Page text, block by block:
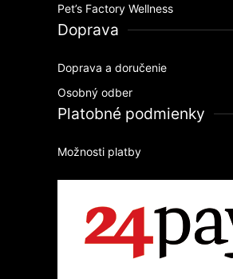
Pet’s Factory Wellness
Doprava
Doprava a doručenie
Osobný odber
Platobné podmienky
Možnosti platby